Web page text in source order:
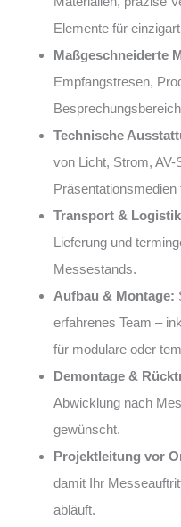
Elemente für
Maßgeschneiderte
Empfangstresen,
Technische
von Licht, Strom,
Transport &
Lieferung und
Messestands.
Aufbau & Montage:
erfahrenes Team –
für modulare oder
Demontage &
Abwicklung nach
gewünscht.
Projektleitung vor
damit Ihr
abläuft.